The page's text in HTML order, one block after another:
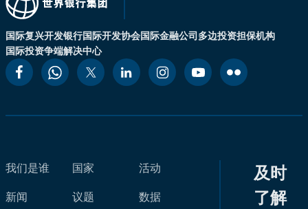
国际复兴开发银行国际开发协会国际金融公司多边投资担保机构
国际投资争端解决中心
我们是谁
新闻
国家
议题
活动
数据
及时
了解